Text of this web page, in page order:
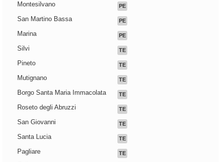
Montesilvano PE
San Martino Bassa PE
Marina PE
Silvi TE
Pineto TE
Mutignano TE
Borgo Santa Maria Immacolata TE
Roseto degli Abruzzi TE
San Giovanni TE
Santa Lucia TE
Pagliare TE